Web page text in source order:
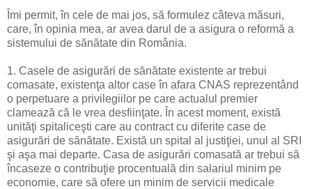
Îmi permit, în cele de mai jos, să formulez câteva măsuri,
care, în opinia mea, ar avea darul de a asigura o reformă a
sistemului de sănătate din România.
1. Casele de asigurări de sănătate existente ar trebui
comasate, existenţa altor case în afara CNAS reprezentând
o perpetuare a privilegiilor pe care actualul premier
clamează că le vrea desfiinţate. În acest moment, există
unităţi spitaliceşti care au contract cu diferite case de
asigurări de sănătate. Există un spital al justiţiei, unul al SRI
şi aşa mai departe. Casa de asigurări comasată ar trebui să
încaseze o contribuţie procentuală din salariul minim pe
economie, care să ofere un minim de servicii medicale